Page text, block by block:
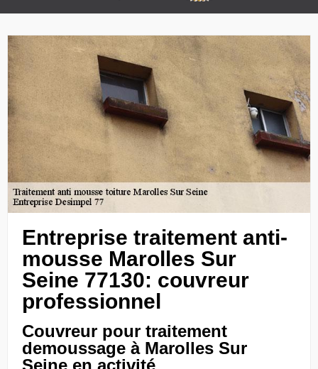
Entreprise traitement anti-
mousse Marolles Sur
Seine 77130: couvreur
professionnel
Couvreur pour traitement
demoussage à Marolles Sur
Seine en activité